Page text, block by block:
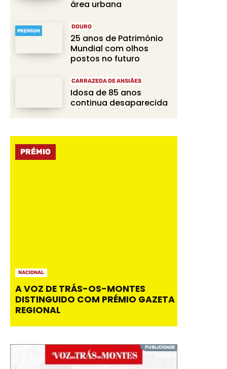
área urbana
PREMIUM
DOURO
25 anos de Património
Mundial com olhos
postos no futuro
CARRAZEDA DE ANSIÃES
Idosa de 85 anos
continua desaparecida
PRÉMIO
NACIONAL
A VOZ DE TRÁS-OS-MONTES
DISTINGUIDO COM PRÉMIO GAZETA
REGIONAL